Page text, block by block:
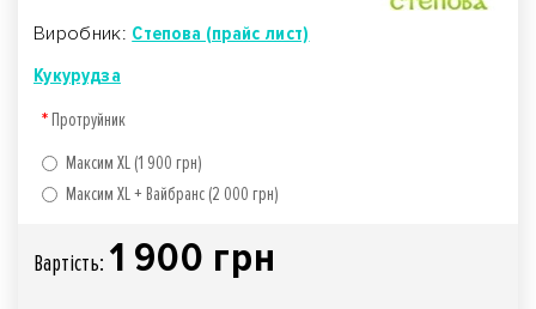
Виробник: Степова (прайс лист)
Кукурудза
Протруйник
Максим XL (1 900 грн)
Максим XL + Вайбранс (2 000 грн)
Вартiсть: 1 900 грн